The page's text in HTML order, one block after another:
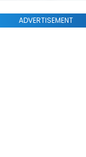
ADVERTISEMENT